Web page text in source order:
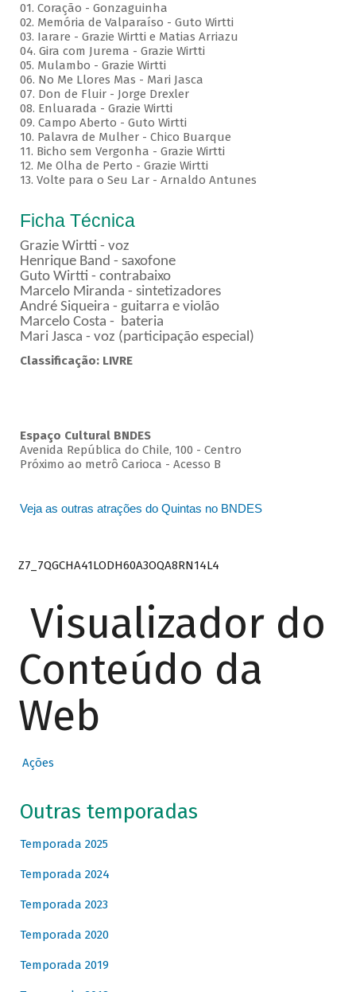
01. Coração - Gonzaguinha
02. Memória de Valparaíso - Guto Wirtti
03. Iarare - Grazie Wirtti e Matias Arriazu
04. Gira com Jurema - Grazie Wirtti
05. Mulambo - Grazie Wirtti
06. No Me Llores Mas - Mari Jasca
07. Don de Fluir - Jorge Drexler
08. Enluarada - Grazie Wirtti
09. Campo Aberto - Guto Wirtti
10. Palavra de Mulher - Chico Buarque
11. Bicho sem Vergonha - Grazie Wirtti
12. Me Olha de Perto - Grazie Wirtti
13. Volte para o Seu Lar - Arnaldo Antunes
Ficha Técnica
Grazie Wirtti - voz
Henrique Band - saxofone
Guto Wirtti - contrabaixo
Marcelo Miranda - sintetizadores
André Siqueira - guitarra e violão
Marcelo Costa - bateria
Mari Jasca - voz (participação especial)
Classificação: LIVRE
Espaço Cultural BNDES
Avenida República do Chile, 100 - Centro
Próximo ao metrô Carioca - Acesso B
Veja as outras atrações do Quintas no BNDES
Z7_7QGCHA41LODH60A3OQA8RN14L4
Visualizador do
Conteúdo da
Web
Ações
Outras temporadas
Temporada 2025
Temporada 2024
Temporada 2023
Temporada 2020
Temporada 2019